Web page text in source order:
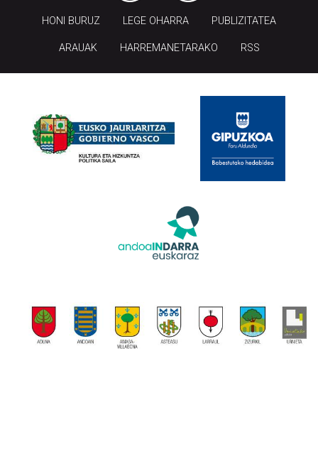
HONI BURUZ LEGE OHARRA PUBLIZITATEA
ARAUAK HARREMANETARAKO RSS